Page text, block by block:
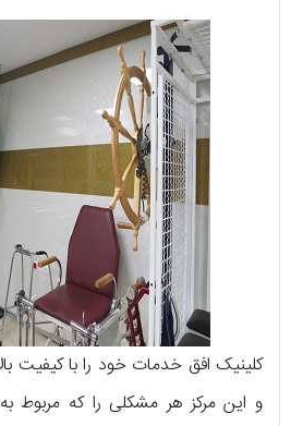
کلینیک افق خدمات خود را با کیفیت
و این مرکز هر مشکلی را که مربوط